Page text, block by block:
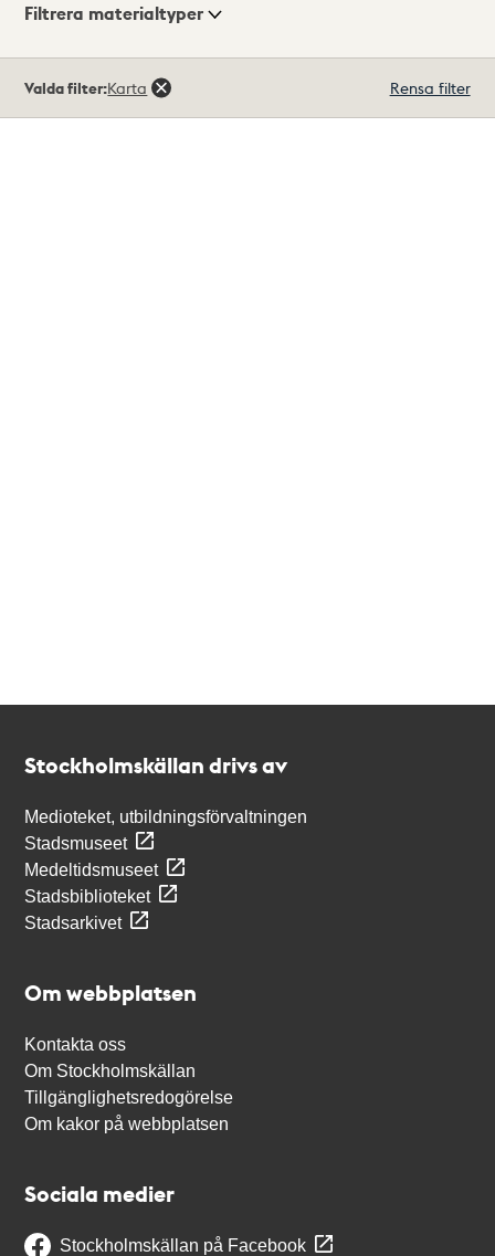
Visningsläge
Filtrera materialtyper
träffar
Valda filter:Karta Rensa filter
Stockholmskällan drivs av
Medioteket, utbildningsförvaltningen
Stadsmuseet
Medeltidsmuseet
Stadsbiblioteket
Stadsarkivet
Om webbplatsen
Kontakta oss
Om Stockholmskällan
Tillgänglighetsredogörelse
Om kakor på webbplatsen
Sociala medier
Stockholmskällan på Facebook